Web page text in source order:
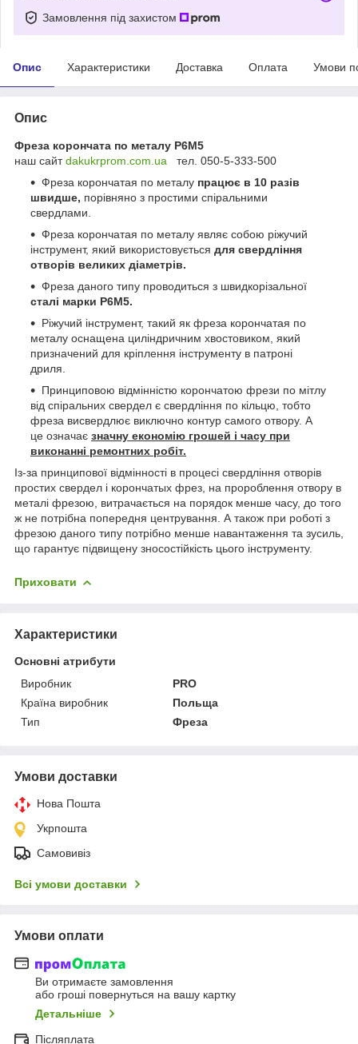
Замовлення під захистом
Опис Характеристики Доставка Оплата Умови
Опис
Фреза корончата по металу Р6М5
наш сайтdakukrprom.com.ua тел. 050-5-333-500
Фреза корончатая по металу працює в 10 разів
швидше, порівняно з простими спіральними
свердлами.
Фреза корончатая по металу являє собою ріжучий
інструмент, який використовується для свердління
отворів великих діаметрів.
Фреза даного типу проводиться з швидкорізальної
сталі марки Р6М5.
Ріжучий інструмент, такий як фреза корончатая по
металу оснащена циліндричним хвостовиком, який
призначений для кріплення інструменту в патроні
дриля.
Принциповою відмінністю корончатою фрези по мітлу
від спіральних свердел є свердління по кільцю, тобто
фреза висвердлює виключно контур самого отвору. А
це означає значну економію грошей і часу при
виконанні ремонтних робіт.
Із-за принципової відмінності в процесі свердління отворів
простих свердел і корончатых фрез, на пророблення отвору в
металі фрезою, витрачається на порядок менше часу, до того
ж не потрібна попередня центрування. А також при роботі з
фрезою даного типу потрібно менше навантаження та зусиль,
що гарантує підвищену зносостійкість цього інструменту.
Приховати
Характеристики
Основні атрибути
Виробник
PRO
Країна виробник
Польща
Тип
Фреза
Умови доставки
Нова Пошта
Укрпошта
Самовивіз
Всі умови доставки
Умови оплати
Ви отримаєте замовлення
або гроші повернуться на вашу картку
Детальніше
Післяплата